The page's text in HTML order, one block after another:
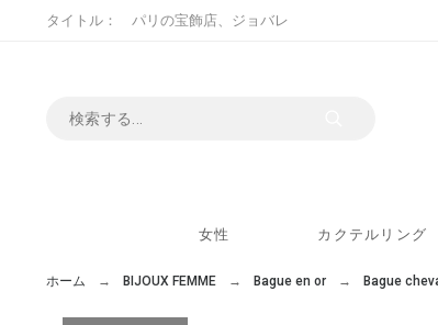
タイトル： パリの宝飾店、ジョバレ
女性 カクテルリング
ホーム BIJOUX FEMME Bague en or Bague